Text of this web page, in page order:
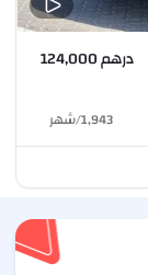
درهم 124,000
1,943
/شهر